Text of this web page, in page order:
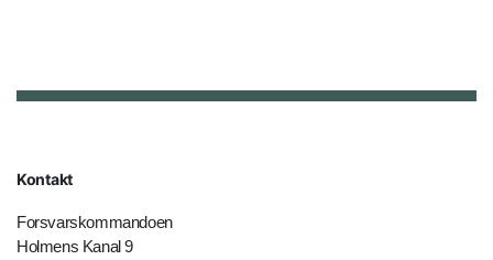
Kontakt
Forsvarskommandoen
Holmens Kanal 9